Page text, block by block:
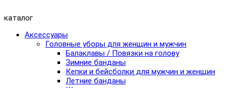
каталог
Аксессуары
Головные уборы для женщин и мужчин
Балаклавы / Повязки на голову
Зимние банданы
Кепки и бейсболки для мужчин и женщин
Летние банданы